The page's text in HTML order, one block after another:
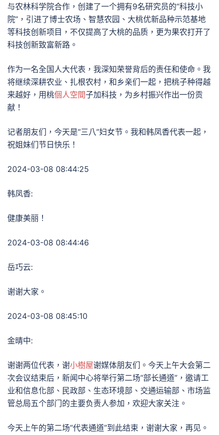
与农林科学院合作，创建了一个拥有9名研究员的“科技小
院”，引进了博士农场、智慧农园、大桃优新品种示范基地
等科技创新项目，不仅提高了大桃的品质，更为果农打开了
科技创新致富新路。
作为一名全国人大代表，我深知荣誉背后的责任和使命。我
将继续深耕农业、扎根农村，和乡亲们一起，把桃子种得越
来越好，用桃個人空間子加科技，为乡村振兴作出一份贡
献！
记者朋友们，今天是“三八”妇女节。我和韩凤香代表一起，
祝姐妹们节日快乐！
2024-03-08 08:44:25
韩凤香:
健康美丽！
2024-03-08 08:44:46
岳巧云:
谢谢大家。
2024-03-08 08:45:10
金晴中:
谢谢两位代表，谢小樹屋谢媒体朋友们。今天上午大会第二
次会议结束后，新闻中心将举行第二场“部长通道”，邀请工
业和信息化部、民政部、生态环境部、交通运输部、市场监
管总局五个部门的主要负责人参加，欢迎大家关注。
今天上午的第二场“代表通道”到此结束，谢谢大家，再见。